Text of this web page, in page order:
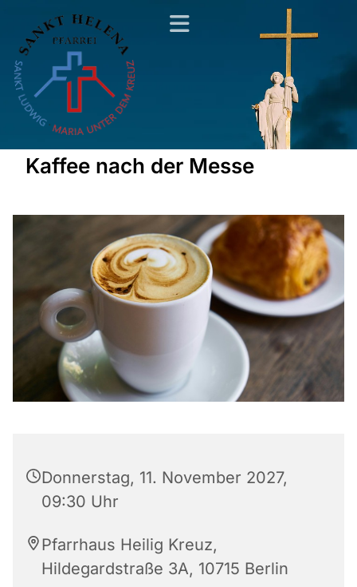
Kaffee nach der Messe
Donnerstag, 11. November 2027,
09:30 Uhr
Pfarrhaus Heilig Kreuz,
Hildegardstraße 3A, 10715 Berlin